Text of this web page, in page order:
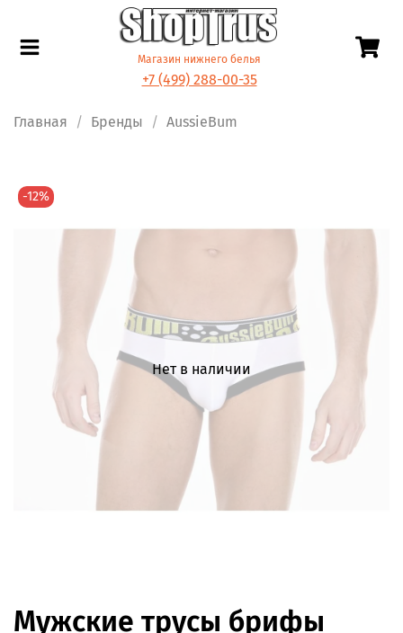
Магазин нижнего белья
+7 (499) 288-00-35
Главная Бренды AussieBum
Нет в наличии
-12%
Мужские трусы брифы